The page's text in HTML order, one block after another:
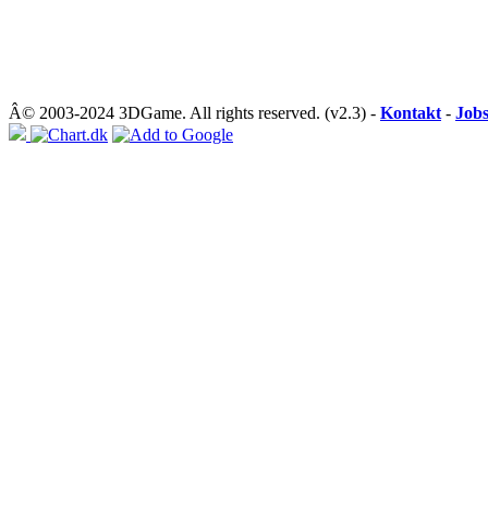
Â© 2003-2024 3DGame. All rights reserved. (v2.3) - Kontakt - Jobs